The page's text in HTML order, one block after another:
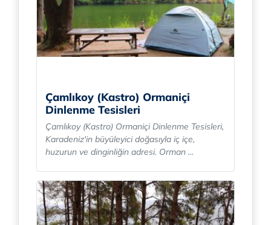
Çamlıkoy (Kastro) Ormaniçi
Dinlenme Tesisleri
Çamlıkoy (Kastro) Ormaniçi Dinlenme Tesisleri,
Karadeniz'in büyüleyici doğasıyla iç içe,
huzurun ve dinginliğin adresi. Orman ...